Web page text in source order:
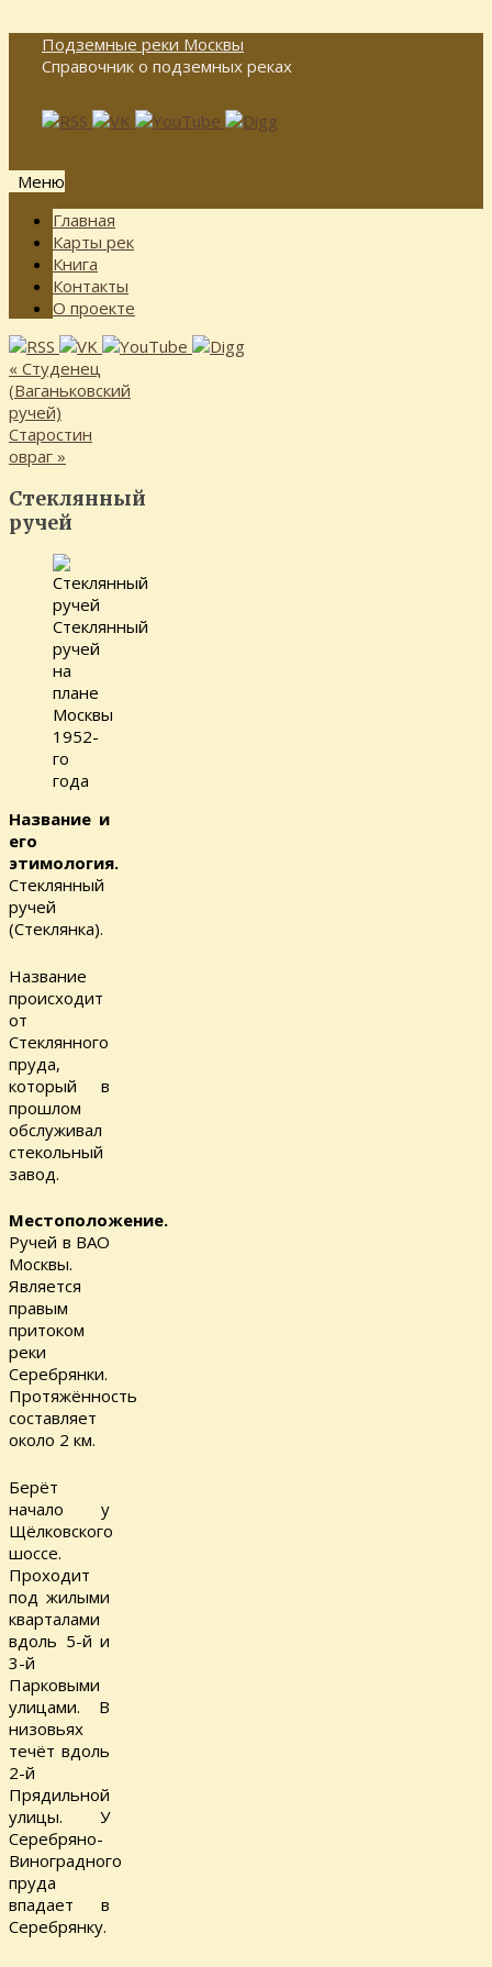
Подземные реки Москвы
Справочник о подземных реках
Меню
Перейти
содержимому
Главная
Карты рек
Книга
Контакты
О проекте
« Студенец
(Ваганьковский
ручей)
Старостин
овраг »
Стеклянный
ручей
Стеклянный
ручей
на
плане
Москвы
1952-
го
года
Название и
его
этимология.
Стеклянный
ручей
(Стеклянка).
Название
происходит
от
Стеклянного
пруда,
который в
прошлом
обслуживал
стекольный
завод.
Местоположение.
Ручей в ВАО
Москвы.
Является
правым
притоком
реки
Серебрянки.
Протяжённость
составляет
около 2 км.
Берёт
начало у
Щёлковского
шоссе.
Проходит
под жилыми
кварталами
вдоль 5-й и
3-й
Парковыми
улицами. В
низовьях
течёт вдоль
2-й
Прядильной
улицы. У
Серебряно-
Виноградного
пруда
впадает в
Серебрянку.